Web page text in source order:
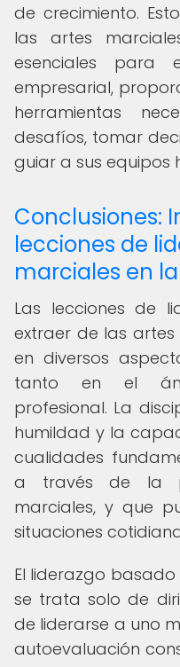
de crecimiento.
las artes
esenciales
empresarial,
herramientas
desafíos, tomar
guiar a sus equipos
Conclusiones:
lecciones de
marciales en
Las lecciones de
extraer de las
en diversos
tanto en el
profesional. La
humildad y la
cualidades
a través de la
marciales, y que
situaciones
El liderazgo
se trata solo de
de liderarse a uno
autoevaluación